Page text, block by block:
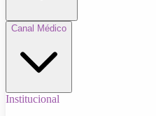
Canal Médico
Institucional